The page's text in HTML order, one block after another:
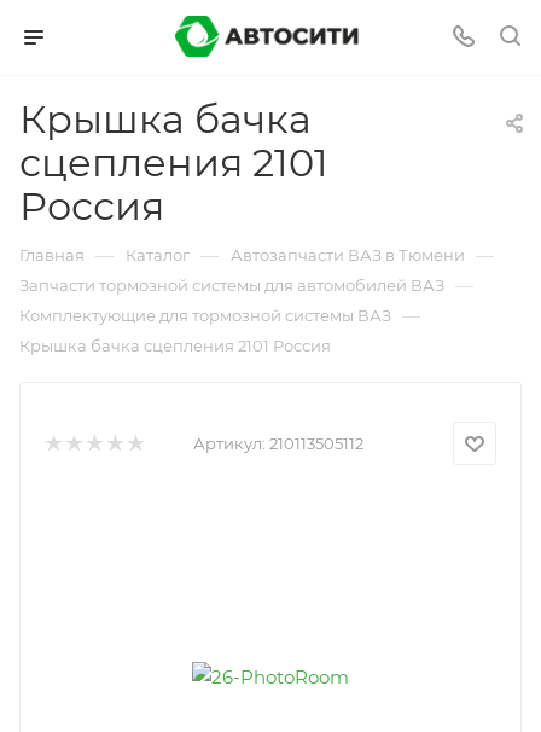
Крышка бачка
сцепления 2101
Россия
Главная — Каталог — Автозапчасти ВАЗ в Тюмени —
Запчасти тормозной системы для автомобилей ВАЗ —
Комплектующие для тормозной системы ВАЗ —
Крышка бачка сцепления 2101 Россия
Артикул: 210113505112